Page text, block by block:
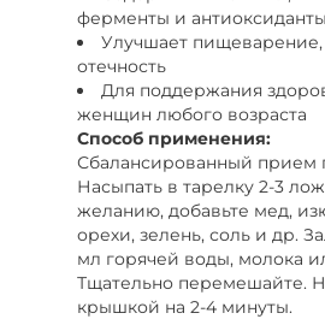
ферменты и антиоксиданты
Улучшает
отечность
Для поддержания
женщин любого возраста
Способ применения:
Сбалансированный прием
Насыпать в тарелку 2-3
желанию, добавьте мед,
орехи, зелень, соль и др.
мл горячей воды, молока
Тщательно перемешайте.
крышкой на 2-4 минуты.